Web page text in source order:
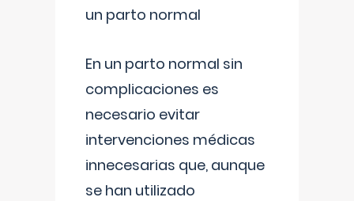
un parto normal
En un parto normal sin
complicaciones es
necesario evitar
intervenciones médicas
innecesarias que, aunque
se han utilizado